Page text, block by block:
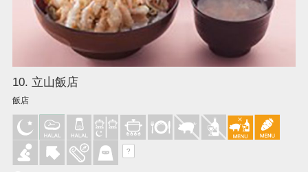
10. 立山飯店
飯店
?